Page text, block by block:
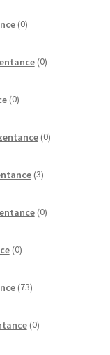
0izdelkov
0izdelkov
0izdelkov
0izdelkov
3izdelki
0izdelkov
0izdelkov
73izdelkov
0izdelkov